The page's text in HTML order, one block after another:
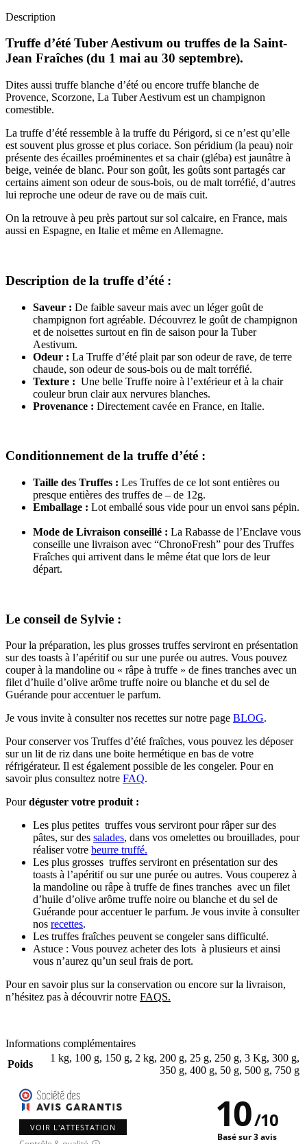
Description
Truffe d’été Tuber Aestivum ou truffes de la Saint-
Jean Fraîches (du 1 mai au 30 septembre).
Dites aussi truffe blanche d’été ou encore truffe blanche de
Provence, Scorzone, La Tuber Aestivum est un champignon
comestible.
La truffe d’été ressemble à la truffe du Périgord, si ce n’est qu’elle
est souvent plus grosse et plus coriace. Son péridium (la peau) noir
présente des écailles proéminentes et sa chair (gléba) est jaunâtre à
beige, veinée de blanc. Pour son goût, les goûts sont partagés car
certains aiment son odeur de sous-bois, ou de malt torréfié, d’autres
lui reproche une odeur de rave ou de maïs cuit.
On la retrouve à peu près partout sur sol calcaire, en France, mais
aussi en Espagne, en Italie et même en Allemagne.
Description de la truffe d’été :
Saveur : De faible saveur mais avec un léger goût de
champignon fort agréable. Découvrez le goût de champignon
et de noisettes surtout en fin de saison pour la Tuber
Aestivum.
Odeur : La Truffe d’été plait par son odeur de rave, de terre
chaude, son odeur de sous-bois ou de malt torréfié.
Texture : Une belle Truffe noire à l’extérieur et à la chair
couleur brun clair aux nervures blanches.
Provenance : Directement cavée en France, en Italie.
Conditionnement de la truffe d’été :
Taille des Truffes : Les Truffes de ce lot sont entières ou
presque entières des truffes de – de 12g.
Emballage : Lot emballé sous vide pour un envoi sans pépin.
Mode de Livraison conseillé : La Rabasse de l’Enclave vous
conseille une livraison avec “ChronoFresh” pour des Truffes
Fraîches qui arrivent dans le même état que lors de leur
départ.
Le conseil de Sylvie :
Pour la préparation, les plus grosses truffes serviront en présentation
sur des toasts à l’apéritif ou sur une purée ou autres. Vous pouvez
couper à la mandoline ou « râpe à truffe » de fines tranches avec un
filet d’huile d’olive arôme truffe noire ou blanche et du sel de
Guérande pour accentuer le parfum.
Je vous invite à consulter nos recettes sur notre page BLOG.
Pour conserver vos Truffes d’été fraîches, vous pouvez les déposer
sur un lit de riz dans une boite hermétique en bas de votre
réfrigérateur. Il est également possible de les congeler. Pour en
savoir plus consultez notre FAQ.
Pourdéguster votre produit :
Les plus petites truffes vous serviront pour râper sur des
pâtes, sur des salades, dans vos omelettes ou brouillades, pour
réaliser votre beurre truffé.
Les plus grosses truffes serviront en présentation sur des
toasts à l’apéritif ou sur une purée ou autres. Vous couperez à
la mandoline ou râpe à truffe de fines tranches avec un filet
d’huile d’olive arôme truffe noire ou blanche et du sel de
Guérande pour accentuer le parfum. Je vous invite à consulter
nos recettes.
Les truffes fraîches peuvent se congeler sans difficulté.
Astuce : Vous pouvez acheter des lots à plusieurs et ainsi
vous n’aurez qu’un seul frais de port.
Pour en savoir plus sur la conservation ou encore sur la livraison,
n’hésitez pas à découvrir notre FAQS.
Informations complémentaires
Poids
1 kg, 100 g, 150 g, 2 kg, 200 g, 25 g, 250 g, 3 Kg, 300 g,
350 g, 400 g, 50 g, 500 g, 750 g
VOIR L'ATTESTATION 10/10
Basé sur 3 avis